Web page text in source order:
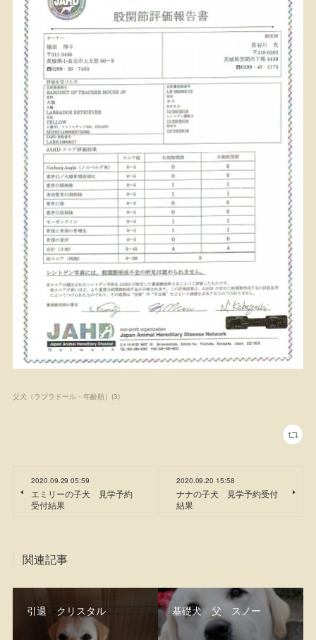
父犬（ラブラドール・年齢順） (3)
2020.09.29 05:59
エミリーの子犬 見学予約
受付結果
2020.09.20 15:58
ナナの子犬 見学予約受付
結果
関連記事
引退 クリスタル 基礎犬 父 スノー